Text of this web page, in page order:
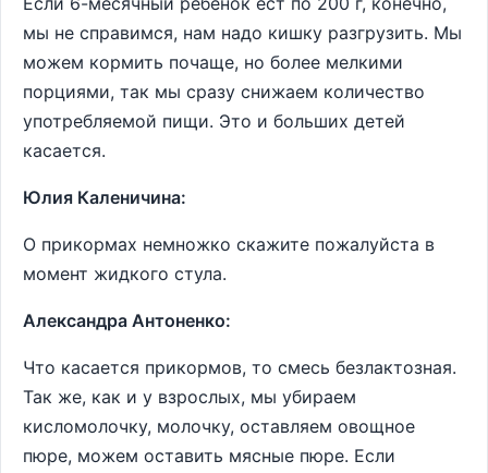
мы не справимся, нам надо кишку разгрузить. Мы
можем кормить почаще, но более мелкими
порциями, так мы сразу снижаем количество
употребляемой пищи. Это и больших детей
касается.
Юлия Каленичина:
О прикормах немножко скажите пожалуйста в
момент жидкого стула.
Александра Антоненко:
Что касается прикормов, то смесь безлактозная.
Так же, как и у взрослых, мы убираем
кисломолочку, молочку, оставляем овощное
пюре, можем оставить мясные пюре. Если